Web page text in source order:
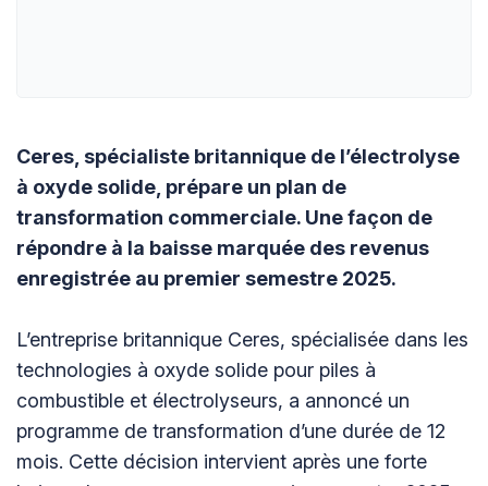
Ceres, spécialiste britannique de l’électrolyse
à oxyde solide, prépare un plan de
transformation commerciale. Une façon de
répondre à la baisse marquée des revenus
enregistrée au premier semestre 2025.
L’entreprise britannique Ceres, spécialisée dans les
technologies à oxyde solide pour piles à
combustible et électrolyseurs, a annoncé un
programme de transformation d’une durée de 12
mois. Cette décision intervient après une forte